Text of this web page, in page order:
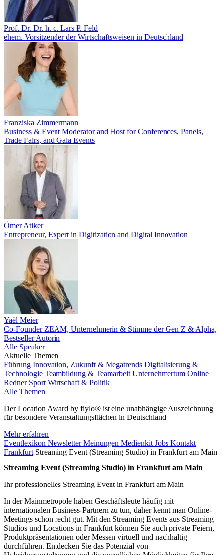
Prof. Dr. Dr. h. c. Lars P. Feld
ehem. Vorsitzender der Wirtschaftsweisen in Deutschland
Franziska Zimmermann
Business & Event Moderator and Host for Conferences, Panels,
Trade Fairs, and Gala Events
Ömer Atiker
Entrepreneur, Expert in Digitization and Digital Innovation
Yaël Meier
Co-Founder ZEAM, Unternehmerin & Stimme der Gen Z & Alpha,
Bestseller Autorin
Alle Speaker
Aktuelle Themen
Führung Innovation, Zukunft & Megatrends Digitalisierung &
Technologie Teambildung & Teamarbeit Unternehmertum Online
Redner Sport Wirtschaft & Politik
Alle Themen
Der Location Award by fiylo® ist eine unabhängige Auszeichnung
für besondere Veranstaltungsflächen in Deutschland.
Mehr erfahren
Eventlexikon NewsletterMeinungen Medienkit Jobs Kontakt
Frankfurt Streaming Event (Streaming Studio) in Frankfurt am Main
Streaming Event (Streaming Studio) in Frankfurt am Main
Ihr professionelles Streaming Event in Frankfurt am Main
In der Mainmetropole haben Geschäftsleute häufig mit
internationalen Business-Partnern zu tun, daher kennt man Online-
Meetings schon recht gut. Mit den Streaming Events aus Streaming
Studios und Locations in Frankfurt können Sie auch private Feiern,
Produktpräsentationen oder Messen virtuell und nachhaltig
durchführen. Entdecken Sie das Potenzial von